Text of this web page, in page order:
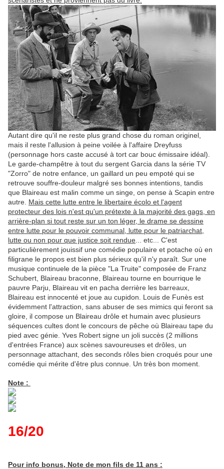
Autant dire qu'il ne reste plus grand chose du roman originel,
mais il reste l'allusion à peine voilée à l'affaire Dreyfuss
(personnage hors caste accusé à tort car bouc émissaire idéal).
Le garde-champêtre à tout du sergent Garcia dans la série TV
"Zorro" de notre enfance, un gaillard un peu empoté qui se
retrouve souffre-douleur malgré ses bonnes intentions, tandis
que Blaireau est malin comme un singe, on pense à Scapin entre
autre. Mais cette lutte entre le libertaire écolo et l'agent
protecteur des lois n'est qu'un prétexte à la majorité des gags, en
arrière-plan si tout reste sur un ton léger, le drame se dessine
entre lutte pour le pouvoir communal, lutte pour le patriarchat,
lutte ou non pour que justice soit rendue ... etc... C'est
particulièrement jouissif une comédie populaire et potache où en
filigrane le propos est bien plus sérieux qu'il n'y paraît. Sur une
musique continuele de la pièce "La Truite" composée de Franz
Schubert, Blaireau braconne, Blaireau tourne en bourrique le
pauvre Parju, Blaireau vit en pacha derrière les barreaux,
Blaireau est innocenté et joue au cupidon. Louis de Funès est
évidemment l'attraction, sans abuser de ses mimics qui feront sa
gloire, il compose un Blaireau drôle et humain avec plusieurs
séquences cultes dont le concours de pêche où Blaireau tape du
pied avec génie. Yves Robert signe un joli succès (2 millions
d'entrées France) aux scènes savoureuses et drôles, un
personnage attachant, des seconds rôles bien croqués pour une
comédie qui mérite d'être plus connue. Un très bon moment.
Note :
16/20
Pour info bonus, Note de mon fils de 11 ans :